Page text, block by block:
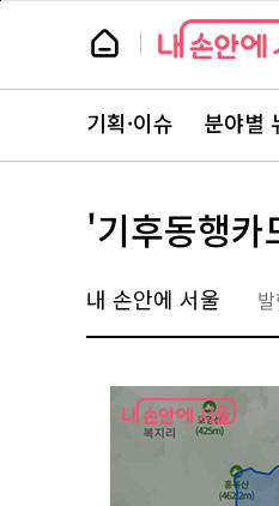
본
뉴
스
뉴
스
주
서
바
로
기획·이슈 분야별
'기후동행카
내 손안에 서울
페